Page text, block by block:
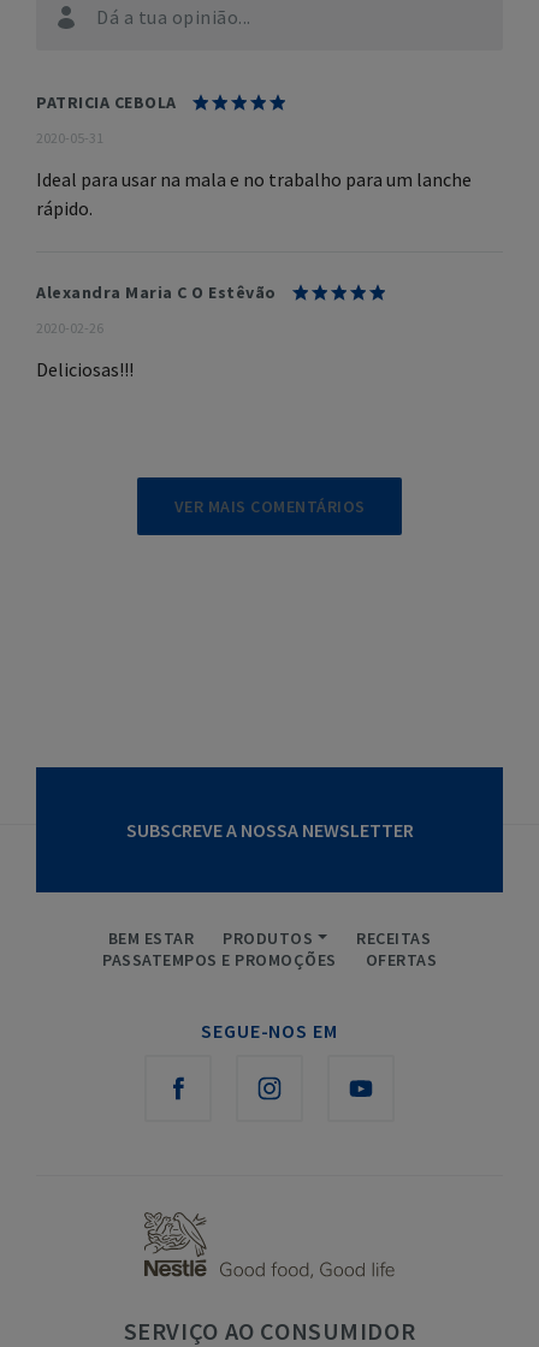
Dá a tua opinião...
PATRICIA CEBOLA
2020-05-31
Ideal para usar na mala e no trabalho para um lanche
rápido.
Alexandra Maria C O Estêvão
2020-02-26
Deliciosas!!!
VER MAIS COMENTÁRIOS
SUBSCREVE A NOSSA NEWSLETTER
BEM ESTAR PRODUTOS
RECEITAS
PASSATEMPOS E PROMOÇÕES
OFERTAS
SEGUE-NOS EM
SERVIÇO AO CONSUMIDOR